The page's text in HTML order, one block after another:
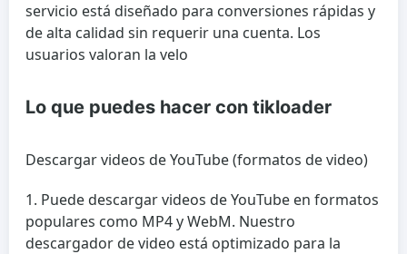
servicio está diseñado para conversiones rápidas y
de alta calidad sin requerir una cuenta. Los
usuarios valoran la velo
Lo que puedes hacer con tikloader
Descargar videos de YouTube (formatos de video)
Puede descargar videos de YouTube en formatos
populares como MP4 y WebM. Nuestro
descargador de video está optimizado para la